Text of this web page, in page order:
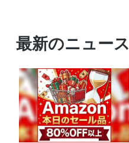
最新のニュース